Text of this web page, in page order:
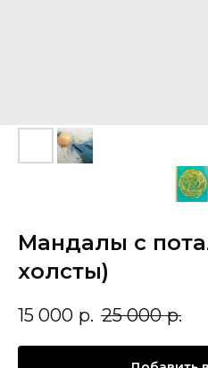
Мандалы с
холсты)
15 000 р. 25 000 р.